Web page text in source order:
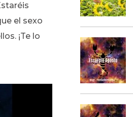
el sexo
¡Te lo